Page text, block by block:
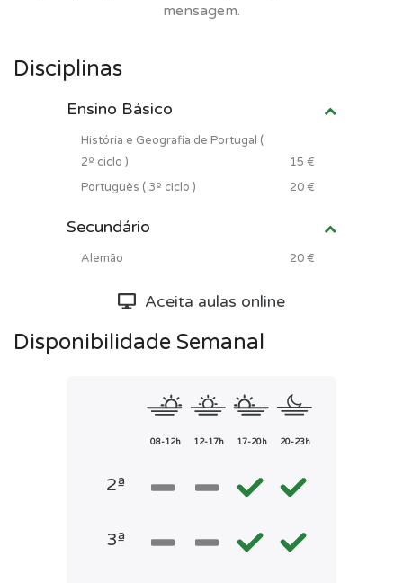
mensagem.
Disciplinas
Ensino Básico
História e Geografia de Portugal (
2º ciclo )
15 €
Português ( 3º ciclo )
20 €
Secundário
Alemão 20 €
Aceita aulas online
Disponibilidade Semanal
08-12h 12-17h 17-20h 20-23h
2ª
3ª